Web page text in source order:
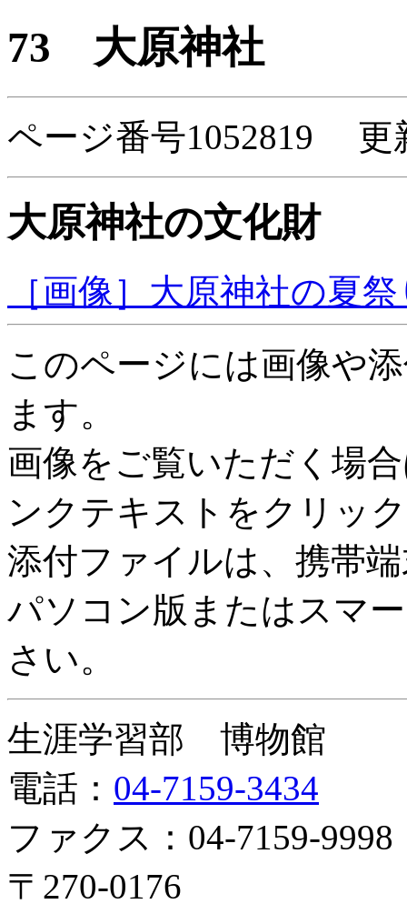
73 大原神社
ページ番号1052819 更
大原神社の文化財
［画像］大原神社の夏
このページには画像や
ます。
画像をご覧いただく場
ンクテキストをクリッ
添付ファイルは、携帯
パソコン版またはスマ
さい。
生涯学習部 博物館
電話： 04-7159-3434
ファクス：04-7159-9998
〒270-0176